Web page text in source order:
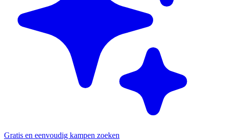
Gratis en eenvoudig kampen zoeken